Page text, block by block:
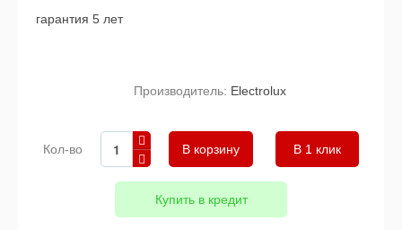
гарантия 5 лет
Производитель: Electrolux
Кол-во В 1 клик
Купить в кредит